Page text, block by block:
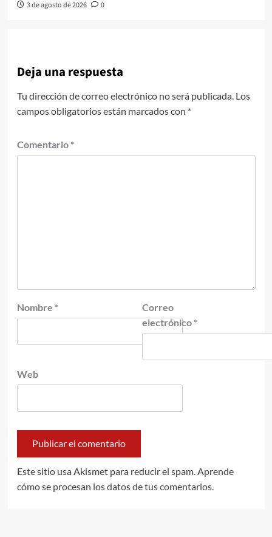
3 de agosto de 2026 0
Deja una respuesta
Tu dirección de correo electrónico no será publicada. Los
campos obligatorios están marcados con *
Comentario *
Nombre *
Correo
electrónico *
Web
Este sitio usa Akismet para reducir el spam. Aprende
cómo se procesan los datos de tus comentarios.